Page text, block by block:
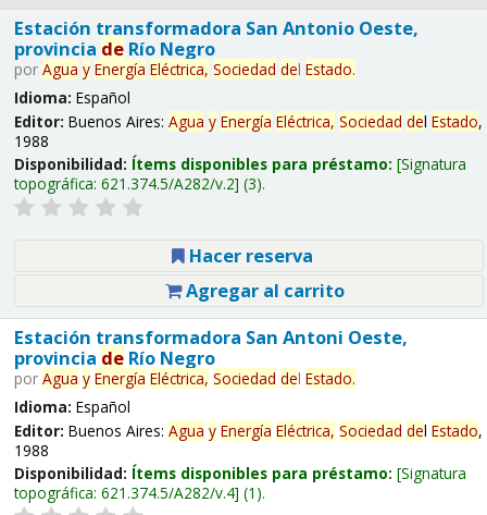
Estación transformadora San Antonio Oeste,
provincia deRío Negro
por Agua y Energía Eléctrica, Sociedad del Estado.
Idioma: Español
Editor: Buenos Aires: Agua y Energía Eléctrica, Sociedad del Estado,
1988
Disponibilidad: Ítems disponibles para préstamo: Signatura
topográfica: 621.374.5/A282/v.2 (3).
Hacer reserva
Agregar al carrito
Estación transformadora San Antoni Oeste,
provincia deRío Negro
por Agua y Energía Eléctrica, Sociedad del Estado.
Idioma: Español
Editor: Buenos Aires: Agua y Energía Eléctrica, Sociedad del Estado,
1988
Disponibilidad: Ítems disponibles para préstamo: Signatura
topográfica: 621.374.5/A282/v.4 (1).